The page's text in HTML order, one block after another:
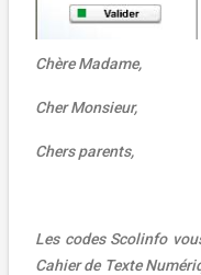
Chère Madame,
Cher Monsieur,
Chers parents,
Les codes Scolinfo
Cahier de Texte